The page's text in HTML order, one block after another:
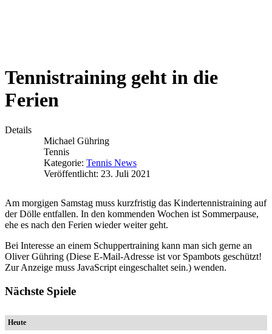
Tennistraining geht in die
Ferien
Details
Michael Gühring
Tennis
Kategorie: Tennis News
Veröffentlicht: 23. Juli 2021
Am morgigen Samstag muss kurzfristig das Kindertennistraining auf
der Dölle entfallen. In den kommenden Wochen ist Sommerpause,
ehe es nach den Ferien wieder weiter geht.
Bei Interesse an einem Schuppertraining kann man sich gerne an
Oliver Gühring (Diese E-Mail-Adresse ist vor Spambots geschützt!
Zur Anzeige muss JavaScript eingeschaltet sein.) wenden.
Nächste Spiele
Heute